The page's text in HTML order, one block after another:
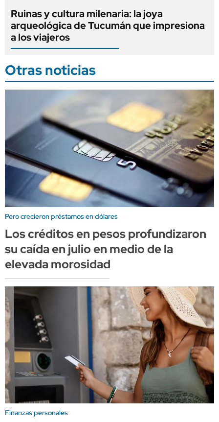
Ruinas y cultura milenaria: la joya
arqueológica de Tucumán que impresiona
a los viajeros
Otras noticias
Pero crecieron préstamos en dólares
Los créditos en pesos profundizaron
su caída en julio en medio de la
elevada morosidad
Finanzas personales